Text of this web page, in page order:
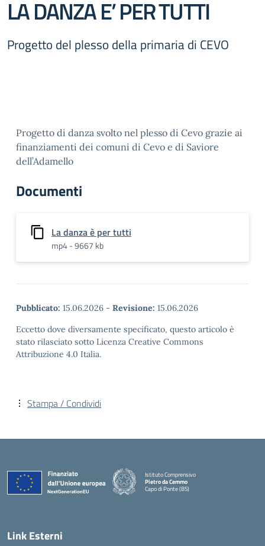
LA DANZA E’ PER TUTTI
Progetto del plesso della primaria di CEVO
Progetto di danza svolto nel plesso di Cevo grazie ai
finanziamenti dei comuni di Cevo e di Saviore
dell’Adamello
Documenti
La danza è per tutti
mp4 - 9667 kb
Pubblicato: 15.06.2026 - Revisione: 15.06.2026
Eccetto dove diversamente specificato, questo articolo è
stato rilasciato sotto Licenza Creative Commons
Attribuzione 4.0 Italia.
Stampa / Condividi
Istituto Comprensivo
Pietro da Cemmo
Capo di Ponte (BS)
— Visita la pagina iniziale della scuola
Link Esterni